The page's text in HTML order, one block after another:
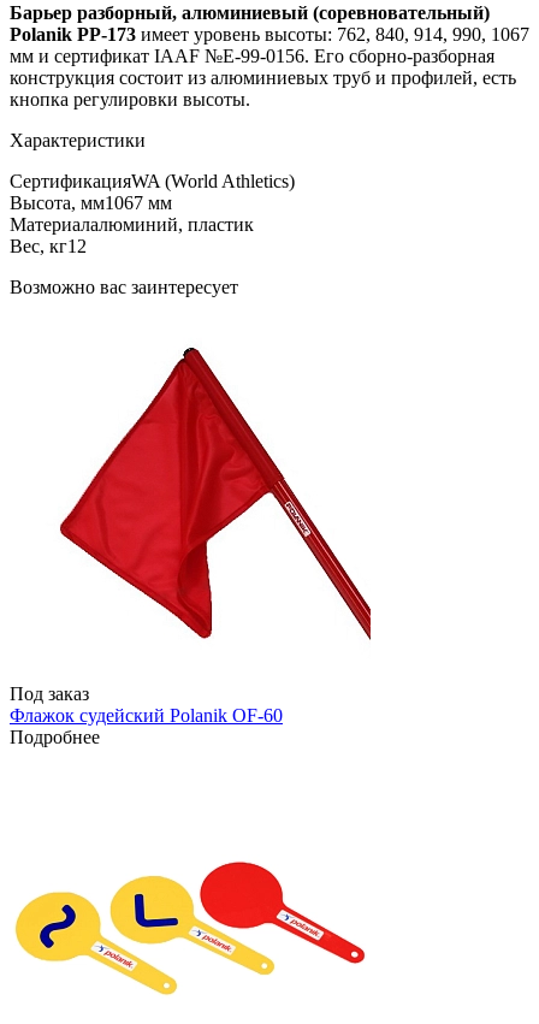
Барьер разборный, алюминиевый (соревновательный)
Polanik PP-173 имеет уровень высоты: 762, 840, 914, 990, 1067
мм и сертификат IAAF №E-99-0156. Его сборно-разборная
конструкция состоит из алюминиевых труб и профилей, есть
кнопка регулировки высоты.
Характеристики
СертификацияWA (World Athletics)
Высота, мм1067 мм
Материалалюминий, пластик
Вес, кг12
Возможно вас заинтересует
Под заказ
Флажок судейский Polanik OF-60
Подробнее